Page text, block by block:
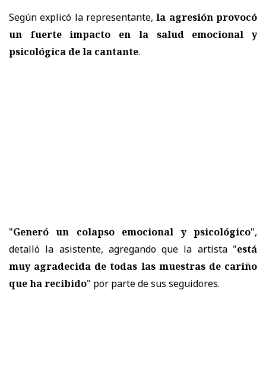
Según explicó la representante,la agresión provocó
un fuerte impacto en la salud emocional y
psicológica de la cantante.
"Generó un colapso emocional y psicológico",
detalló la asistente, agregando que la artista "está
muy agradecida de todas las muestras de cariño
que ha recibido" por parte de sus seguidores.